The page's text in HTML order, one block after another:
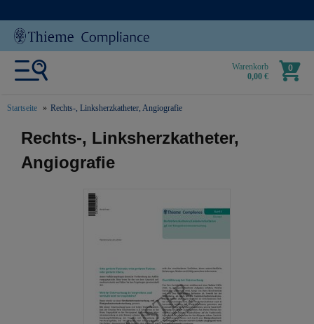
Warenkorb
0,00 €
0
Startseite Rechts-, Linksherzkatheter, Angiografie
text.skipToContent
text.skipToNavigation
Rechts-, Linksherzkatheter,
Angiografie